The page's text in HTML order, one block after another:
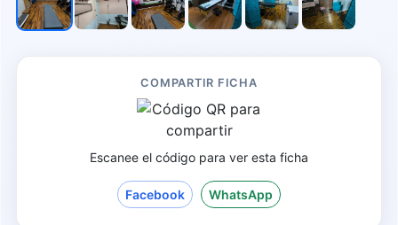
COMPARTIR FICHA
Escanee el código para ver esta ficha
Facebook WhatsApp